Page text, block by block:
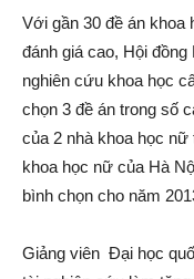
Với gần 30 đề án khoa
đánh giá cao, Hội
nghiên cứu khoa học
chọn 3 đề án trong số
của 2 nhà khoa học nữ
khoa học nữ của Hà
bình chọn cho năm
Giảng viên Đại học